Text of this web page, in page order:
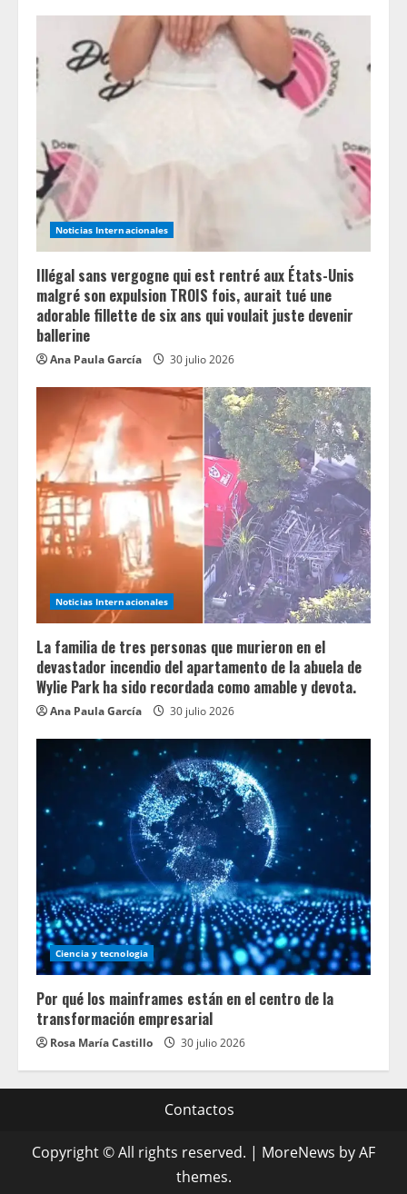
Noticias Internacionales
Illégal sans vergogne qui est rentré aux États-Unis
malgré son expulsion TROIS fois, aurait tué une
adorable fillette de six ans qui voulait juste devenir
ballerine
Ana Paula García 30 julio 2026
Noticias Internacionales
La familia de tres personas que murieron en el
devastador incendio del apartamento de la abuela de
Wylie Park ha sido recordada como amable y devota.
Ana Paula García 30 julio 2026
Ciencia y tecnologia
Por qué los mainframes están en el centro de la
transformación empresarial
Rosa María Castillo 30 julio 2026
Contactos
Copyright © All rights reserved. | MoreNews by AF
themes.